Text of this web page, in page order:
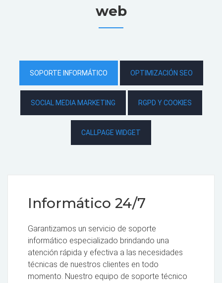
web
SOPORTE INFORMÁTICO OPTIMIZACIÓN SEO
SOCIAL MEDIA MARKETING RGPD Y COOKIES
CALLPAGE WIDGET
Informático 24/7
Garantizamos un servicio de soporte
informático especializado brindando una
atención rápida y efectiva a las necesidades
técnicas de nuestros clientes en todo
momento. Nuestro equipo de soporte técnico